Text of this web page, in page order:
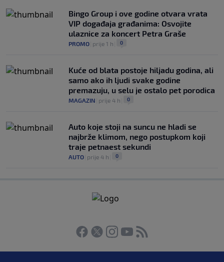
Bingo Group i ove godine otvara vrata
VIP događaja građanima: Osvojite
ulaznice za koncert Petra Graše
PROMO prije 1 h 0
Kuće od blata postoje hiljadu godina, ali
samo ako ih ljudi svake godine
premazuju, u selu je ostalo pet porodica
MAGAZIN prije 4 h 0
Auto koje stoji na suncu ne hladi se
najbrže klimom, nego postupkom koji
traje petnaest sekundi
AUTO prije 4 h 0